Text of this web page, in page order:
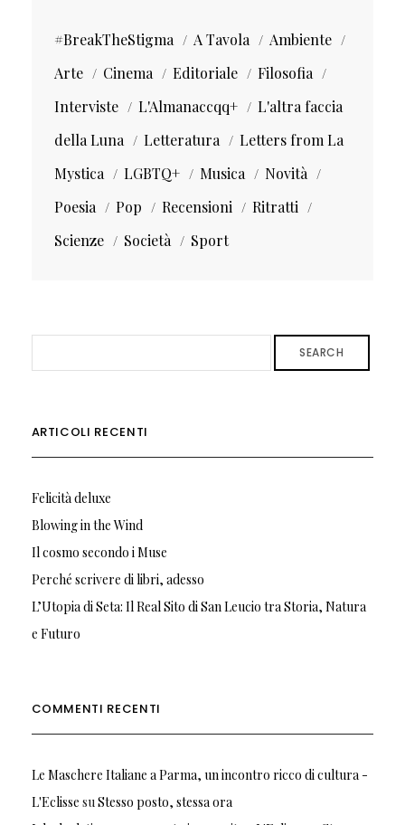
#BreakTheStigma A Tavola
Ambiente
Arte
Cinema Editoriale
Filosofia
Interviste
L'Almanaccqq+
L'altra faccia
della Luna
Letteratura
Letters from La
Mystica
LGBTQ+ Musica
Novità
Poesia
Pop Recensioni
Ritratti
Scienze
Società Sport
SEARCH
ARTICOLI RECENTI
Felicità deluxe
Blowing in the Wind
Il cosmo secondo i Muse
Perché scrivere di libri, adesso
L’Utopia di Seta: Il Real Sito di San Leucio tra Storia, Natura
e Futuro
COMMENTI RECENTI
Le Maschere Italiane a Parma, un incontro ricco di cultura -
L'Eclisse su Stesso posto, stessa ora